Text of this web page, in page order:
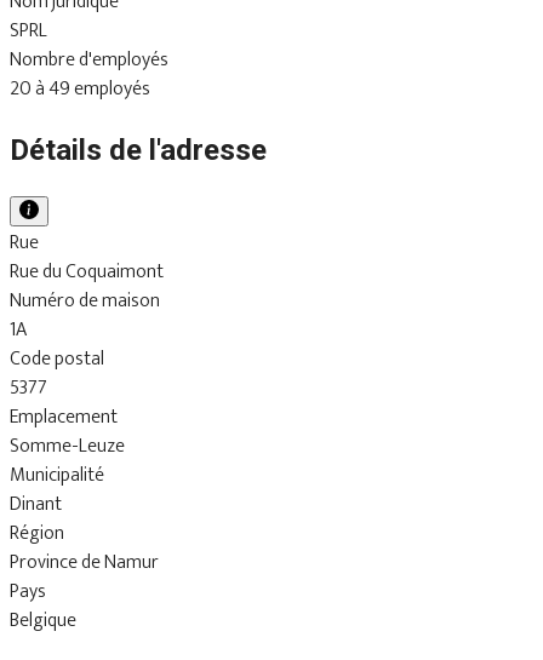
SPRL
Nombre d'employés
20 à 49 employés
Détails de l'adresse
Rue
Rue du Coquaimont
Numéro de maison
1A
Code postal
5377
Emplacement
Somme-Leuze
Municipalité
Dinant
Région
Province de Namur
Pays
Belgique